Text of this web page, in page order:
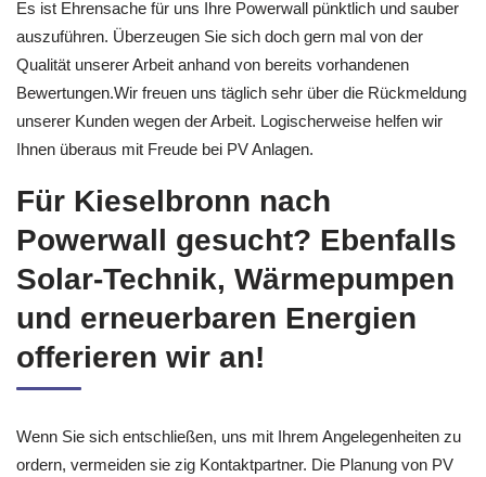
Es ist Ehrensache für uns Ihre Powerwall pünktlich und sauber
auszuführen. Überzeugen Sie sich doch gern mal von der
Qualität unserer Arbeit anhand von bereits vorhandenen
Bewertungen.Wir freuen uns täglich sehr über die Rückmeldung
unserer Kunden wegen der Arbeit. Logischerweise helfen wir
Ihnen überaus mit Freude bei PV Anlagen.
Für Kieselbronn nach
Powerwall gesucht? Ebenfalls
Solar-Technik, Wärmepumpen
und erneuerbaren Energien
offerieren wir an!
Wenn Sie sich entschließen, uns mit Ihrem Angelegenheiten zu
ordern, vermeiden sie zig Kontaktpartner. Die Planung von PV